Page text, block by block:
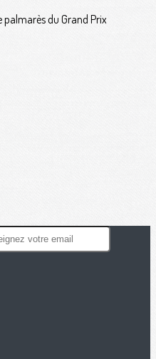
palmarès du Grand Prix